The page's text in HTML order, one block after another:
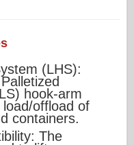
(LHS):
hook-arm
offload of
containers.
The